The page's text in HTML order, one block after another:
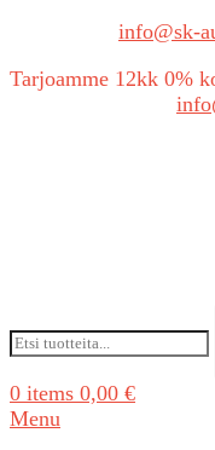
info@sk-
Tarjoamme 12kk 0%
0 items 0,00 €
Menu